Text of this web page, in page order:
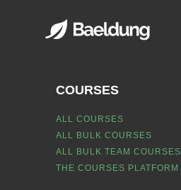
COURSES
ALL COURSES
ALL BULK COURSES
ALL BULK TEAM COURSES
THE COURSES PLATFORM